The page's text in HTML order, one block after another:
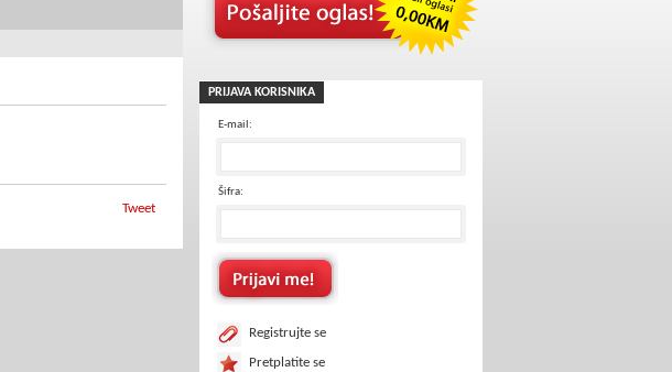
Tweet
PRIJAVA KORISNIKA
E-mail:
Šifra:
Registrujte se
Pretplatite se